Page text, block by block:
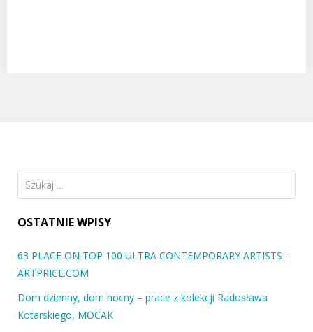
Szukaj:
OSTATNIE WPISY
63 PLACE ON TOP 100 ULTRA CONTEMPORARY ARTISTS –
ARTPRICE.COM
Dom dzienny, dom nocny – prace z kolekcji Radosława
Kotarskiego, MOCAK